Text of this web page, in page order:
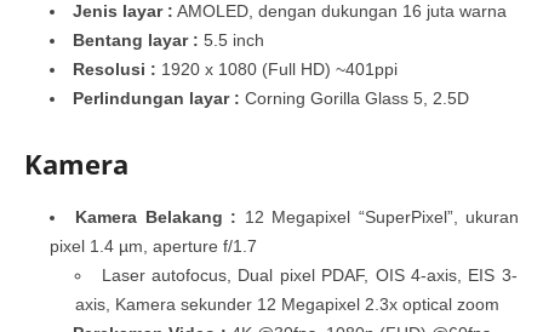
Jenis layar : AMOLED, dengan dukungan 16 juta warna
Bentang layar : 5.5 inch
Resolusi : 1920 x 1080 (Full HD) ~401ppi
Perlindungan layar : Corning Gorilla Glass 5, 2.5D
Kamera
Kamera Belakang : 12 Megapixel “SuperPixel”, ukuran
pixel 1.4 µm, aperture f/1.7
Laser autofocus, Dual pixel PDAF, OIS 4-axis, EIS 3-
axis, Kamera sekunder 12 Megapixel 2.3x optical zoom